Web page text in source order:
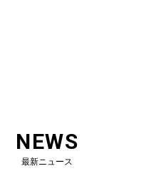
NEWS
最新ニュース